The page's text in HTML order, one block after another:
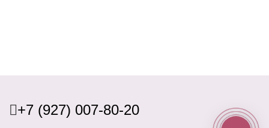
+7 (927) 007-80-20